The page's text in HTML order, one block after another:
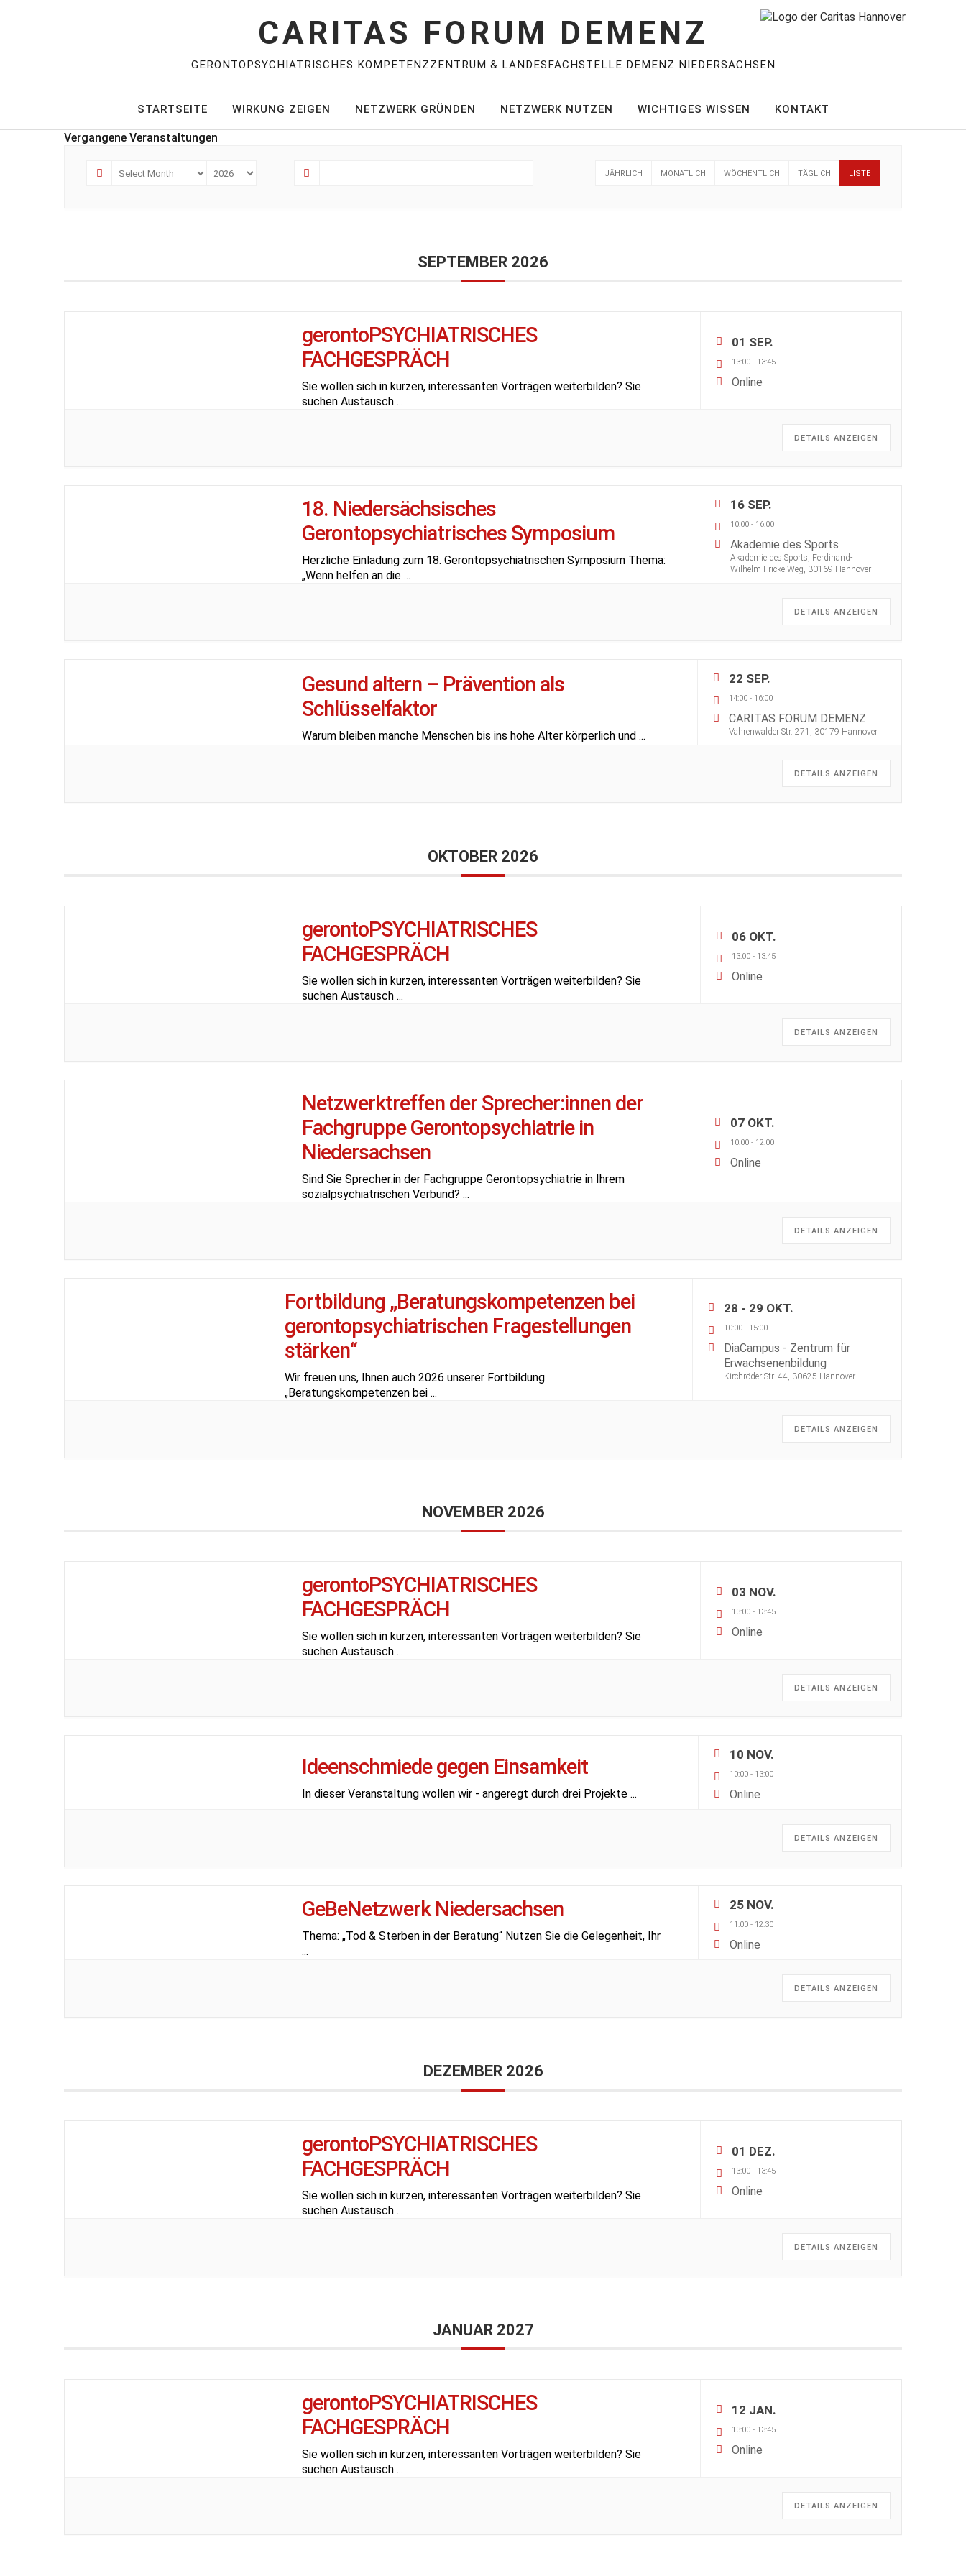
CARITAS FORUM DEMENZ
GERONTOPSYCHIATRISCHES KOMPETENZZENTRUM & LANDESFACHSTELLE DEMENZ NIEDERSACHSEN
STARTSEITE WIRKUNG ZEIGEN NETZWERK GRÜNDEN NETZWERK NUTZEN WICHTIGES WISSEN KONTAKT
Vergangene Veranstaltungen
JÄHRLICH MONATLICH WÖCHENTLICH TÄGLICH LISTE
SEPTEMBER 2026
gerontoPSYCHIATRISCHES
FACHGESPRÄCH
Sie wollen sich in kurzen, interessanten Vorträgen weiterbilden? Sie
suchen Austausch ...
01 SEP.
13:00 - 13:45
Online
DETAILS ANZEIGEN
18. Niedersächsisches
Gerontopsychiatrisches Symposium
Herzliche Einladung zum 18. Gerontopsychiatrischen Symposium Thema:
„Wenn helfen an die ...
16 SEP.
10:00 - 16:00
Akademie des Sports
Akademie des Sports, Ferdinand-
Wilhelm-Fricke-Weg, 30169 Hannover
DETAILS ANZEIGEN
Gesund altern – Prävention als
Schlüsselfaktor
Warum bleiben manche Menschen bis ins hohe Alter körperlich und ...
22 SEP.
14:00 - 16:00
CARITAS FORUM DEMENZ
Vahrenwalder Str. 271, 30179 Hannover
DETAILS ANZEIGEN
OKTOBER 2026
gerontoPSYCHIATRISCHES
FACHGESPRÄCH
Sie wollen sich in kurzen, interessanten Vorträgen weiterbilden? Sie
suchen Austausch ...
06 OKT.
13:00 - 13:45
Online
DETAILS ANZEIGEN
Netzwerktreffen der Sprecher:innen der
Fachgruppe Gerontopsychiatrie in
Niedersachsen
Sind Sie Sprecher:in der Fachgruppe Gerontopsychiatrie in Ihrem
sozialpsychiatrischen Verbund? ...
07 OKT.
10:00 - 12:00
Online
DETAILS ANZEIGEN
Fortbildung „Beratungskompetenzen bei
gerontopsychiatrischen Fragestellungen
stärken“
Wir freuen uns, Ihnen auch 2026 unserer Fortbildung
„Beratungskompetenzen bei ...
28 - 29 OKT.
10:00 - 15:00
DiaCampus - Zentrum für
Erwachsenenbildung
Kirchröder Str. 44, 30625 Hannover
DETAILS ANZEIGEN
NOVEMBER 2026
gerontoPSYCHIATRISCHES
FACHGESPRÄCH
Sie wollen sich in kurzen, interessanten Vorträgen weiterbilden? Sie
suchen Austausch ...
03 NOV.
13:00 - 13:45
Online
DETAILS ANZEIGEN
Ideenschmiede gegen Einsamkeit
In dieser Veranstaltung wollen wir - angeregt durch drei Projekte ...
10 NOV.
10:00 - 13:00
Online
DETAILS ANZEIGEN
GeBeNetzwerk Niedersachsen
Thema: „Tod & Sterben in der Beratung“ Nutzen Sie die Gelegenheit, Ihr
...
25 NOV.
11:00 - 12:30
Online
DETAILS ANZEIGEN
DEZEMBER 2026
gerontoPSYCHIATRISCHES
FACHGESPRÄCH
Sie wollen sich in kurzen, interessanten Vorträgen weiterbilden? Sie
suchen Austausch ...
01 DEZ.
13:00 - 13:45
Online
DETAILS ANZEIGEN
JANUAR 2027
gerontoPSYCHIATRISCHES
FACHGESPRÄCH
Sie wollen sich in kurzen, interessanten Vorträgen weiterbilden? Sie
suchen Austausch ...
12 JAN.
13:00 - 13:45
Online
DETAILS ANZEIGEN